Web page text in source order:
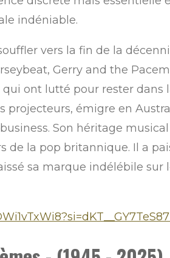
indéniable.
vers la fin de la
Gerry and the
ont lutté pour rester dans
émigre en
Son héritage
de la pop britannique. Il a
sa marque indélébile sur